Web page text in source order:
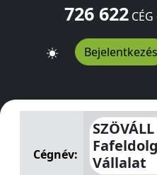
726 622CÉG
Bejelentkezés
SZÖVÁLL Erdő- és
Cégnév:
Vállalat